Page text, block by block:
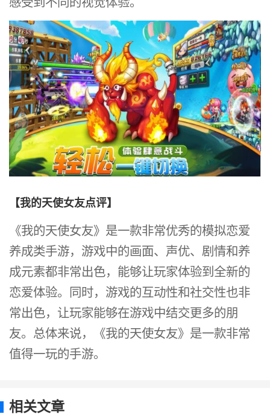
【我的天使女友点评】
《我的天使女友》是一款非常优秀的模拟恋爱
养成类手游，游戏中的画面、声优、剧情和养
成元素都非常出色，能够让玩家体验到全新的
恋爱体验。同时，游戏的互动性和社交性也非
常出色，让玩家能够在游戏中结交更多的朋
友。总体来说，《我的天使女友》是一款非常
值得一玩的手游。
相关文章